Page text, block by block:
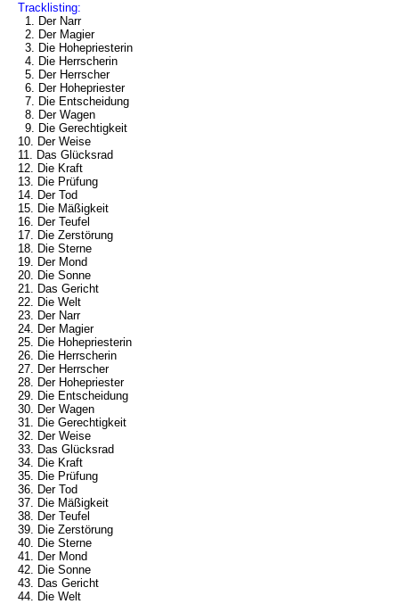
Tracklisting:
1. Der Narr
2. Der Magier
3. Die Hohepriesterin
4. Die Herrscherin
5. Der Herrscher
6. Der Hohepriester
7. Die Entscheidung
8. Der Wagen
9. Die Gerechtigkeit
10. Der Weise
11. Das Glücksrad
12. Die Kraft
13. Die Prüfung
14. Der Tod
15. Die Mäßigkeit
16. Der Teufel
17. Die Zerstörung
18. Die Sterne
19. Der Mond
20. Die Sonne
21. Das Gericht
22. Die Welt
23. Der Narr
24. Der Magier
25. Die Hohepriesterin
26. Die Herrscherin
27. Der Herrscher
28. Der Hohepriester
29. Die Entscheidung
30. Der Wagen
31. Die Gerechtigkeit
32. Der Weise
33. Das Glücksrad
34. Die Kraft
35. Die Prüfung
36. Der Tod
37. Die Mäßigkeit
38. Der Teufel
39. Die Zerstörung
40. Die Sterne
41. Der Mond
42. Die Sonne
43. Das Gericht
44. Die Welt